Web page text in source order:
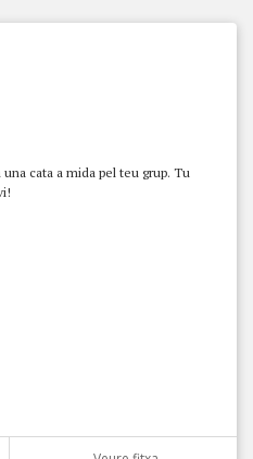
cata a mida pel teu grup. Tu